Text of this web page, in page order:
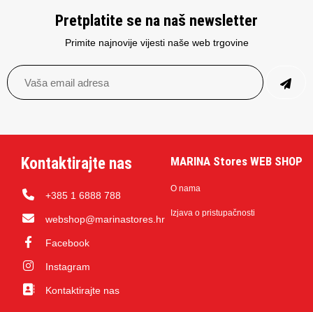
Pretplatite se na naš newsletter
Primite najnovije vijesti naše web trgovine
Kontaktirajte nas
+385 1 6888 788
webshop@marinastores.hr
Facebook
Instagram
Kontaktirajte nas
MARINA Stores WEB SHOP
O nama
Izjava o pristupačnosti